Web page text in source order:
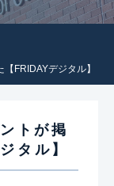
FRIDAYデジタル】
トが掲
タル】